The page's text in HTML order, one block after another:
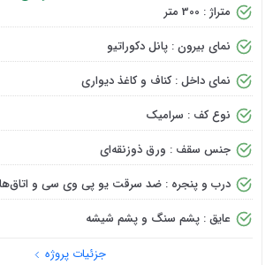
متراژ : 300 متر
نمای بیرون : پانل دکوراتیو
نمای داخل : کناف و کاغذ دیواری
نوع کف : سرامیک
جنس سقف : ورق ذوزنقه‌ای
درب و پنجره : ضد سرقت یو پی وی سی و
عایق : پشم سنگ و پشم شیشه
جزئیات پروژه